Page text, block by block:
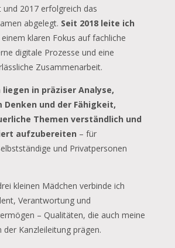
2017 erfolgreich das
abgelegt. Seit 2018 leite ich
klaren Fokus auf fachliche
digitale Prozesse und eine
Zusammenarbeit.
liegen in präziser Analyse,
und der Fähigkeit,
Themen verständlich und
aufzubereiten – für
und Privatpersonen
kleinen Mädchen verbinde ich
Verantwortung und
– Qualitäten, die auch meine
der Kanzleileitung prägen.